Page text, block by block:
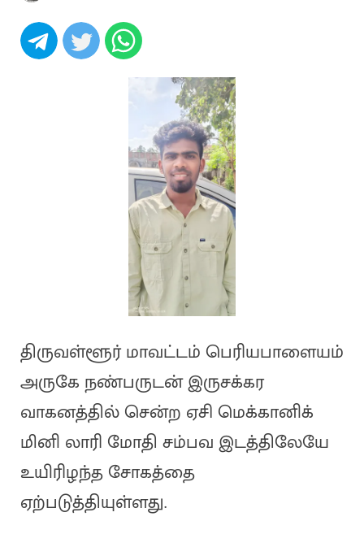
திருவள்ளூர் மாவட்டம் பெரியபாளையம்
அருகே நண்பருடன் இருசக்கர
வாகனத்தில் சென்ற ஏசி மெக்கானிக்
மினி லாரி மோதி சம்பவ இடத்திலேயே
உயிரிழந்த சோகத்தை
ஏற்படுத்தியுள்ளது.